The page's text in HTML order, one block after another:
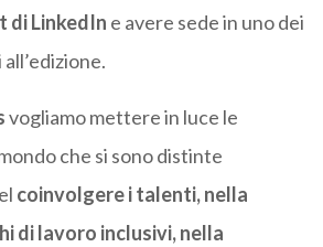
di LinkedIn e avere sede in uno dei
vogliamo mettere in luce le
che si sono distinte
coinvolgere i talenti, nella
di lavoro inclusivi, nella